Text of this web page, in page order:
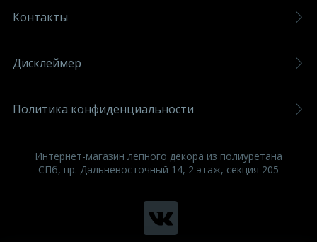
Контакты
Дисклеймер
Политика конфиденциальности
Интернет-магазин лепного декора из полиуретана
СПб, пр. Дальневосточный 14, 2 этаж, секция 205